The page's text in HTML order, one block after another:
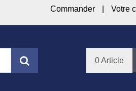
Commander Votre
0 Article